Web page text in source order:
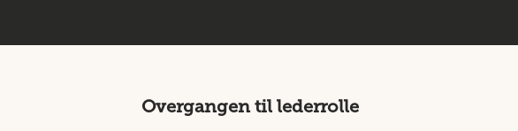
Overgangen til lederrolle